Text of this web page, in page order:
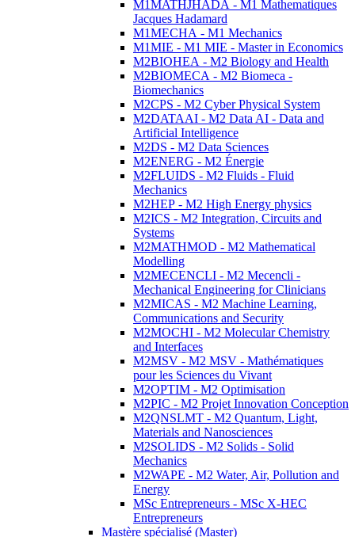
M1MATHJHADA - M1 Mathematiques
Jacques Hadamard
M1MECHA - M1 Mechanics
M1MIE - M1 MIE - Master in Economics
M2BIOHEA - M2 Biology and Health
M2BIOMECA - M2 Biomeca -
Biomechanics
M2CPS - M2 Cyber Physical System
M2DATAAI - M2 Data AI - Data and
Artificial Intelligence
M2DS - M2 Data Sciences
M2ENERG - M2 Énergie
M2FLUIDS - M2 Fluids - Fluid
Mechanics
M2HEP - M2 High Energy physics
M2ICS - M2 Integration, Circuits and
Systems
M2MATHMOD - M2 Mathematical
Modelling
M2MECENCLI - M2 Mecencli -
Mechanical Engineering for Clinicians
M2MICAS - M2 Machine Learning,
Communications and Security
M2MOCHI - M2 Molecular Chemistry
and Interfaces
M2MSV - M2 MSV - Mathématiques
pour les Sciences du Vivant
M2OPTIM - M2 Optimisation
M2PIC - M2 Projet Innovation Conception
M2QNSLMT - M2 Quantum, Light,
Materials and Nanosciences
M2SOLIDS - M2 Solids - Solid
Mechanics
M2WAPE - M2 Water, Air, Pollution and
Energy
MSc Entrepreneurs - MSc X-HEC
Entrepreneurs
Mastère spécialisé (Master)